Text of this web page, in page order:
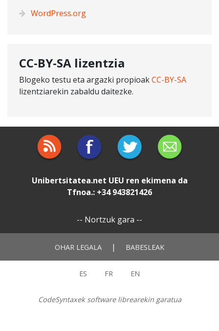
WordPress.org
CC-BY-SA lizentzia
Blogeko testu eta argazki propioakCC-BY-SA
lizentziarekin zabaldu daitezke.
Unibertsitatea.net UEU ren ekimena da
Tfnoa.: +34 943821426
-- Nortzuk gara --
OHAR LEGALA | BABESLEAK
ES FR EN
CodeSyntaxek software librearekin garatua